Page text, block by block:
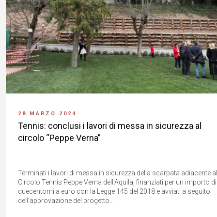
28 MARZO 2024
Tennis: conclusi i lavori di messa in sicurezza al
circolo “Peppe Verna”
Terminati i lavori di messa in sicurezza della scarpata adiacente al
Circolo Tennis Peppe Verna dell'Aquila, finanziati per un importo di
duecentomila euro con la Legge 145 del 2018 e avviati a seguito
dell'approvazione del progetto...